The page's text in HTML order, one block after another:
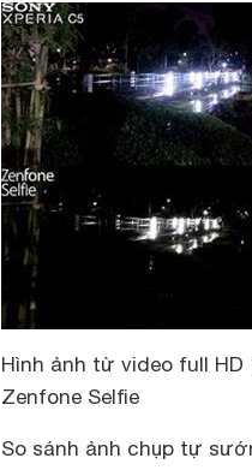
Hình ảnh từ video full HD
Zenfone Selfie
So sánh ảnh chụp tự